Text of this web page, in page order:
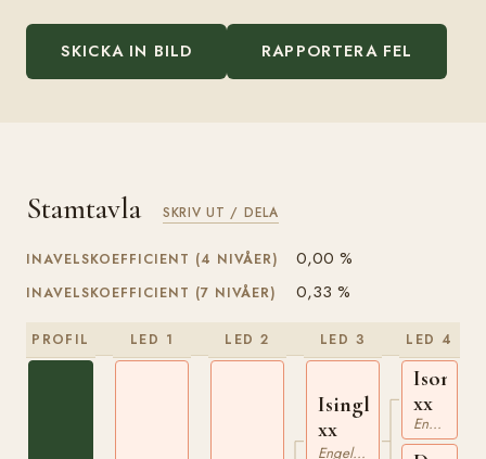
SKICKA IN BILD RAPPORTERA FEL
Stamtavla SKRIV UT / DELA
INAVELSKOEFFICIENT (4 NIVÅER) 0,00 %
INAVELSKOEFFICIENT (7 NIVÅER) 0,33 %
PROFIL LED 1 LED 2 LED 3
Isinglass
xx
Engelskt Fullblod
LED 4
xx
Engelskt Fullblod